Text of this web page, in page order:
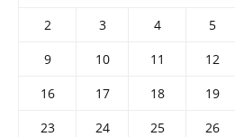
2
3 4 5
9
10 11 12
16
17 18 19
23
24 25 26